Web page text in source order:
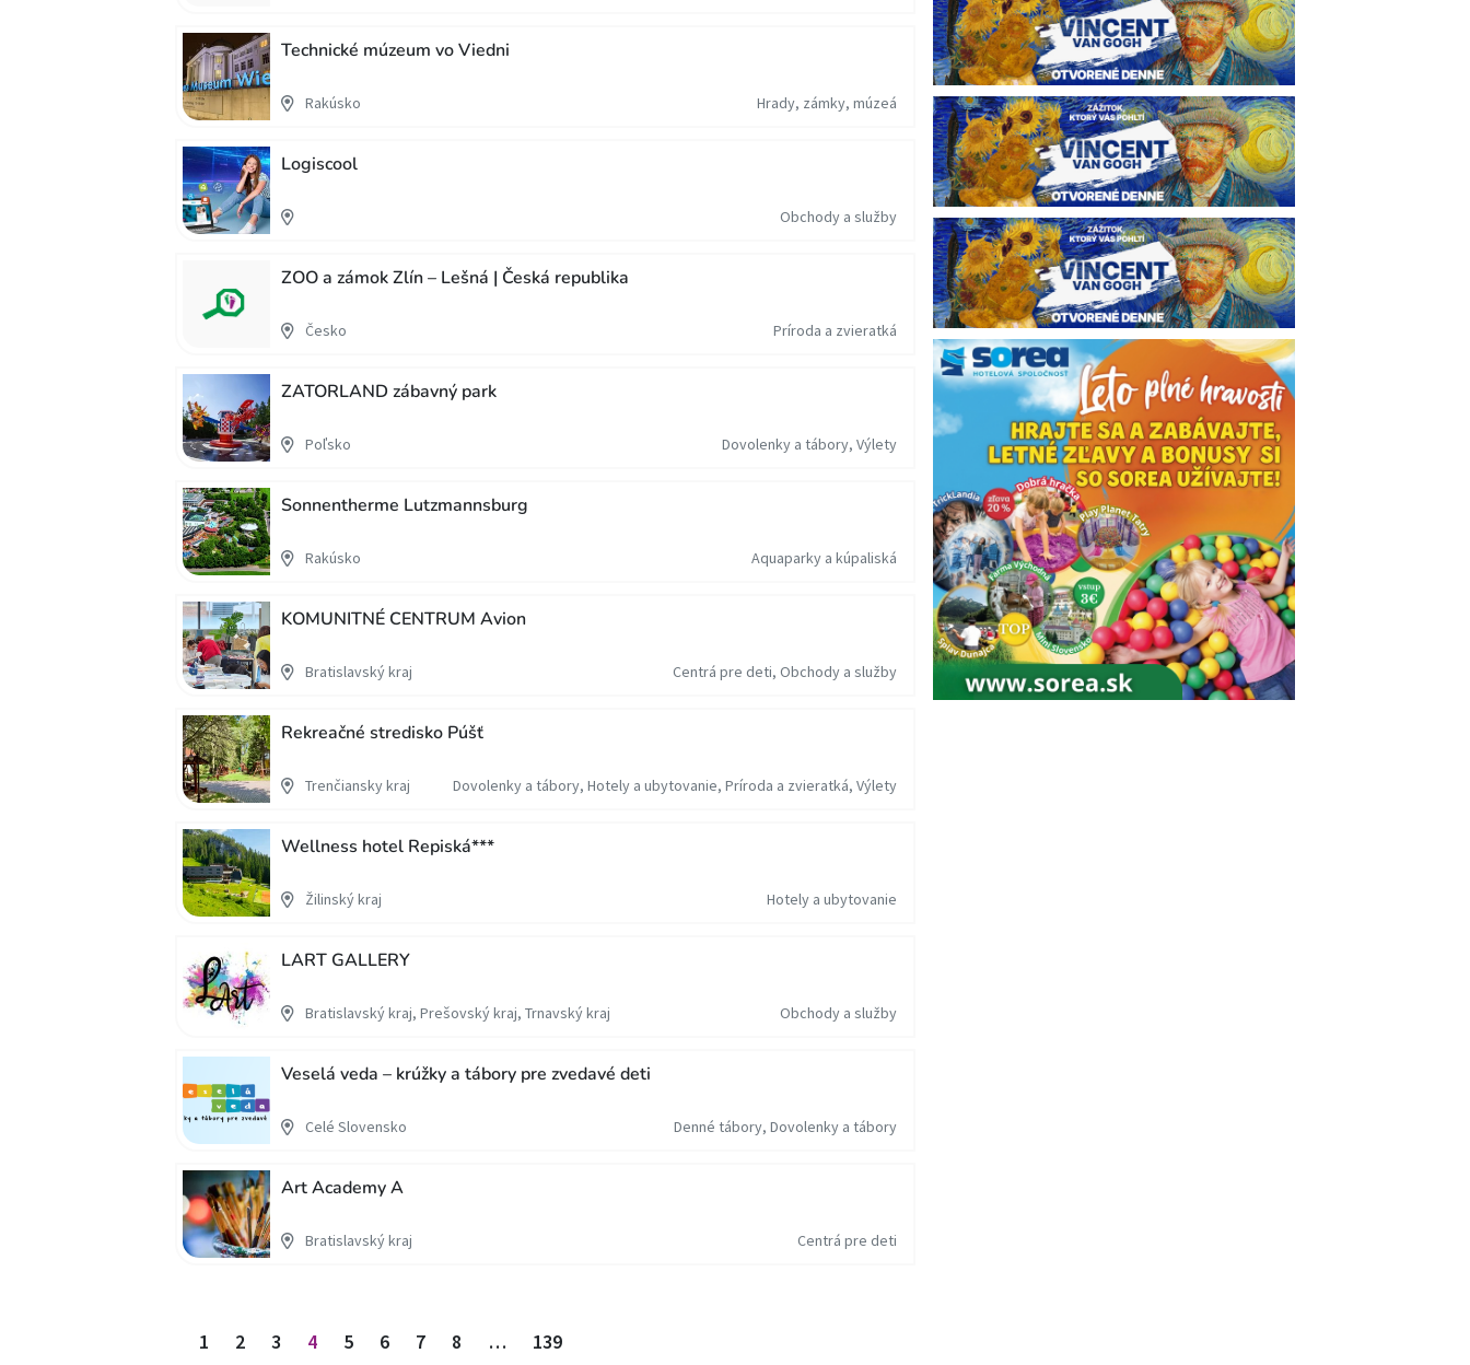
Technické múzeum vo Viedni
Rakúsko Hrady, zámky, múzeá
Logiscool
Obchody a služby
ZOO a zámok Zlín – Lešná | Česká republika
Česko Príroda a zvieratká
ZATORLAND zábavný park
Poľsko Dovolenky a tábory, Výlety
Sonnentherme Lutzmannsburg
Rakúsko Aquaparky a kúpaliská
KOMUNITNÉ CENTRUM Avion
Bratislavský kraj Centrá pre deti, Obchody a služby
Rekreačné stredisko Púšť
Trenčiansky kraj Dovolenky a tábory, Hotely a ubytovanie, Príroda a zvieratká, Výlety
Wellness hotel Repiská***
Žilinský kraj Hotely a ubytovanie
LART GALLERY
Bratislavský kraj, Prešovský kraj, Trnavský kraj Obchody a služby
Veselá veda – krúžky a tábory pre zvedavé deti
Celé Slovensko Denné tábory, Dovolenky a tábory
Art Academy A
Bratislavský kraj Centrá pre deti
1 2 3 4 5 6 7 8 … 139